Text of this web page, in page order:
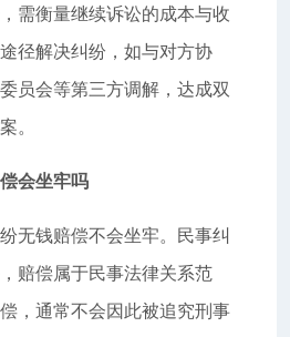
需衡量继续诉讼的成本与收
径解决纠纷，如与对方协
员会等第三方调解，达成双
。
会坐牢吗
无钱赔偿不会坐牢。民事纠
赔偿属于民事法律关系范
，通常不会因此被追究刑事